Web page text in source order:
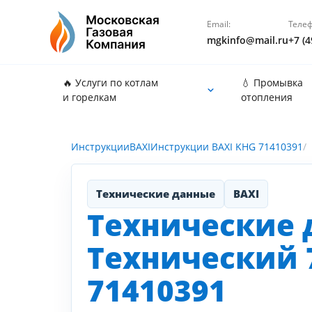
Email:
mgkinfo@mail.ru+7
🔥 Услуги по котлам
и горелкам
💧 Промывка
отопления
ИнструкцииBAXIИнструкции BAXI KHG 71410391
Технические данные BAXI
Технические
Технический
71410391